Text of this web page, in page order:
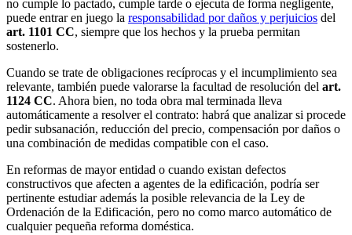
no cumple lo pactado, cumple tarde o ejecuta de forma negligente,
puede entrar en juego la responsabilidad por daños y perjuicios del
art. 1101 CC, siempre que los hechos y la prueba permitan
sostenerlo.
Cuando se trate de obligaciones recíprocas y el incumplimiento sea
relevante, también puede valorarse la facultad de resolución del art.
1124 CC. Ahora bien, no toda obra mal terminada lleva
automáticamente a resolver el contrato: habrá que analizar si procede
pedir subsanación, reducción del precio, compensación por daños o
una combinación de medidas compatible con el caso.
En reformas de mayor entidad o cuando existan defectos
constructivos que afecten a agentes de la edificación, podría ser
pertinente estudiar además la posible relevancia de la Ley de
Ordenación de la Edificación, pero no como marco automático de
cualquier pequeña reforma doméstica.